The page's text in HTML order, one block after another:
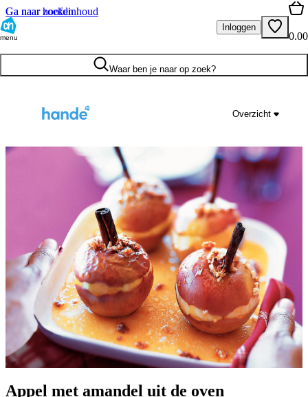
Ga naar hoofdinhoud
Ga naar zoeken
menu
Inloggen
0.00
Waar ben je naar op zoek?
Overzicht
Appel met amandel uit de oven